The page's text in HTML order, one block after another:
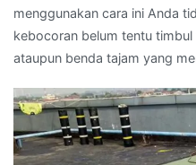
menggunakan cara ini Anda
kebocoran belum tentu
ataupun benda tajam yang